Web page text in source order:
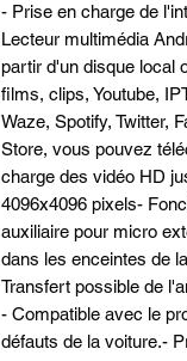
- Prise en charge de
Lecteur multimédia
partir d'un disque local
films, clips, Youtube,
Waze, Spotify, Twitter,
Store, vous pouvez
charge des vidéo HD
4096x4096 pixels-
auxiliaire pour micro
dans les enceintes de
Transfert possible de
- Compatible avec le
défauts de la voiture.-